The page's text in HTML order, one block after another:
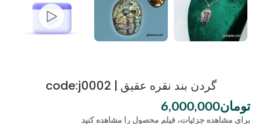
گردن بند نقره عقیق | code:j0002
تومان6,000,000
برای مشاهده جزئیات، فیلم محصول را مشاهده کنید